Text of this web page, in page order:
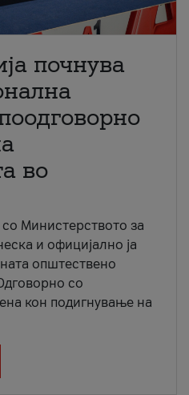
почнува
во
Министерството за
и официјално ја
општествено
со
кон подигнување на